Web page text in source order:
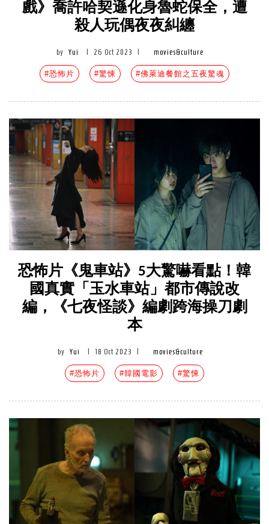
戲》喬許哈契遜化身魯蛇保全，遭
殺人玩偶夜夜糾纏
by Yui 26 Oct 2023 movies&culture
#恐怖片 #驚悚 #佛萊迪餐館之五夜驚魂
恐怖片《鬼車站》5大驚嚇看點！韓
國真實「玉水車站」都市傳說改
編，《七夜怪談》編劇跨海操刀劇
本
by Yui 18 Oct 2023 movies&culture
#恐怖片 #韓國電影 #驚悚